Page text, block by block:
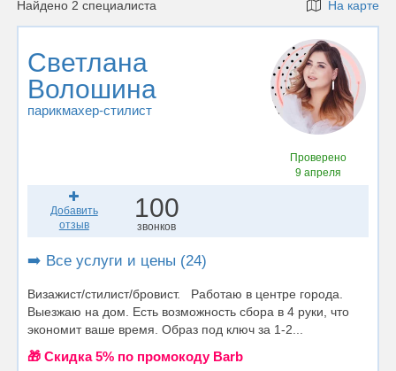
Найдено 2 специалиста На карте
Светлана
Волошина
парикмахер-стилист
Проверено
9 апреля
Добавить
отзыв
100
звонков
➡️ Все услуги и цены (24)
Визажист/стилист/бровист. Работаю в центре города.
Выезжаю на дом. Есть возможность сбора в 4 руки, что
экономит ваше время. Образ под ключ за 1-2...
🎁 Cкидка 5% по промокоду Barb